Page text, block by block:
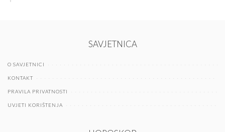
SAVJETNICA
O SAVJETNICI
KONTAKT
PRAVILA PRIVATNOSTI
UVJETI KORIŠTENJA